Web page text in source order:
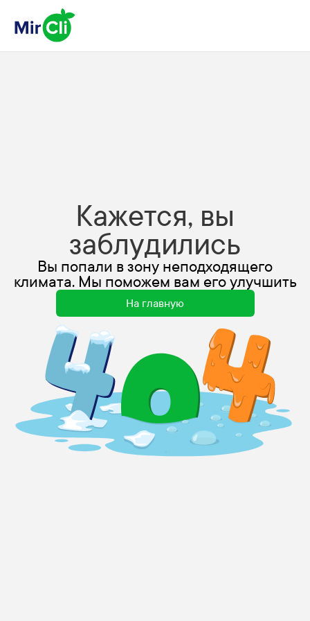
Кажется, вы
заблудились
Вы попали в зону неподходящего
климата. Мы поможем вам его улучшить
На главную